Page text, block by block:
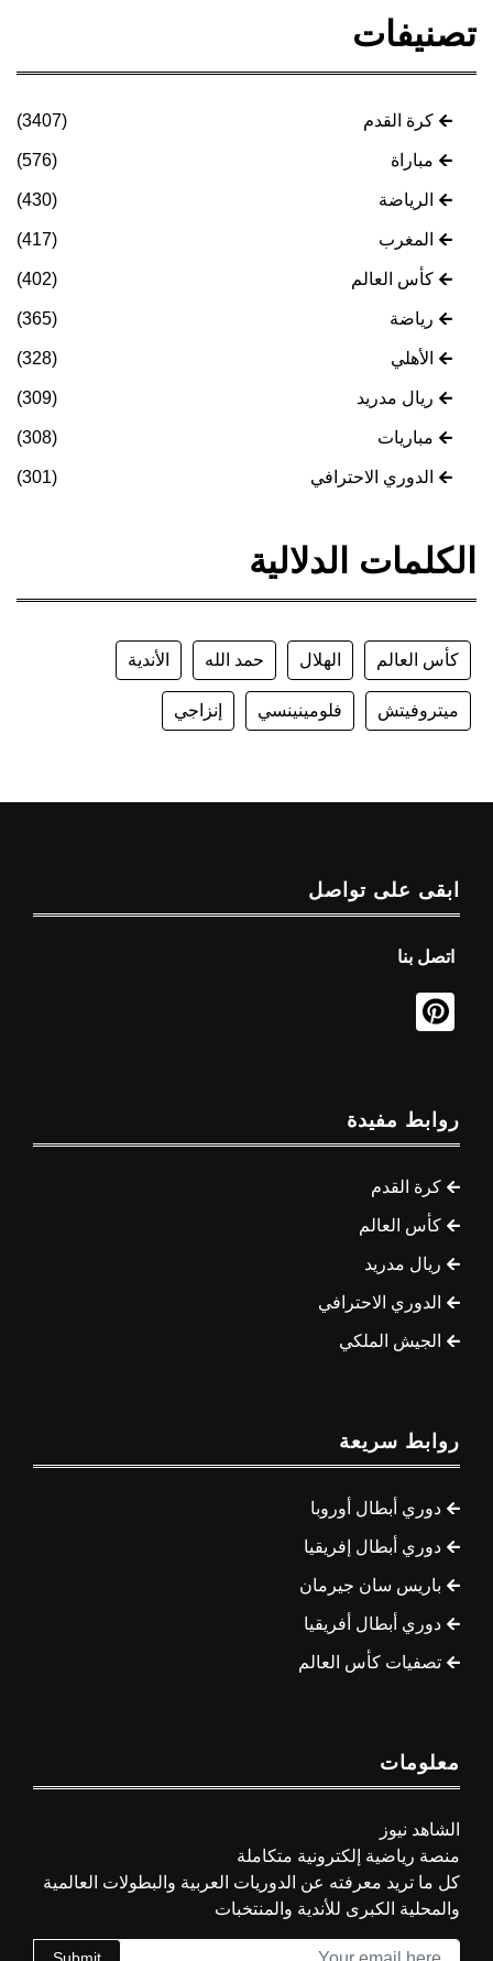
تصنيفات
كرة القدم (3407)
مباراة (576)
الرياضة (430)
المغرب (417)
كأس العالم (402)
رياضة (365)
الأهلي (328)
ريال مدريد (309)
مباريات (308)
الدوري الاحترافي (301)
الكلمات الدلالية
كأس العالم الهلال حمد الله الأندية
ميتروفيتش فلومينينسي إنزاجي
ابقى على تواصل
اتصل بنا
روابط مفيدة
كرة القدم
كأس العالم
ريال مدريد
الدوري الاحترافي
الجيش الملكي
روابط سريعة
دوري أبطال أوروبا
دوري أبطال إفريقيا
باريس سان جيرمان
دوري أبطال أفريقيا
تصفيات كأس العالم
معلومات
الشاهد نيوز
منصة رياضية إلكترونية متكاملة
كل ما تريد معرفته عن الدوريات العربية والبطولات العالمية
والمحلية الكبرى للأندية والمنتخبات